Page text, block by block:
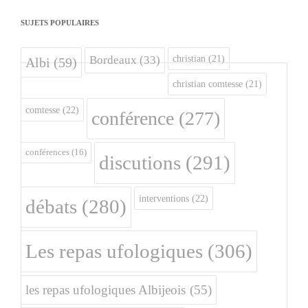
SUJETS POPULAIRES
Albi(59) Bordeaux(33) christian (21)
christian comtesse (21)
comtesse (22) conférence (277)
conférences (16) discutions (291)
débats (280) interventions (22)
Les repas ufologiques (306)
les repas ufologiques Albijeois (55)